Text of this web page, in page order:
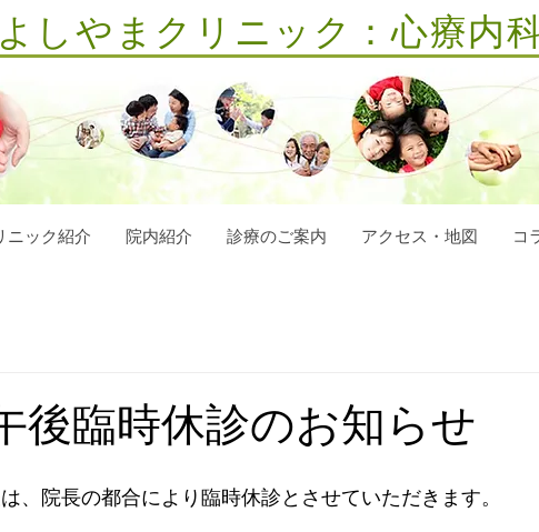
しやまクリニック：心療内
ニック紹介 院内紹介 診療のご案内 アクセス・地図 コ
後臨時休診のお知らせ
、院長の都合により臨時休診とさせていただきます。